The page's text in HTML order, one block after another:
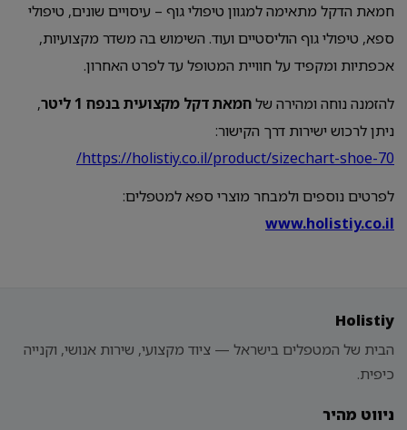
חמאת הדקל מתאימה למגוון טיפולי גוף – עיסויים שונים, טיפולי
ספא, טיפולי גוף הוליסטיים ועוד. השימוש בה משדר מקצועיות,
אכפתיות ומקפיד על חוויית המטופל עד לפרט האחרון.
להזמנה נוחה ומהירה שלחמאת דקל מקצועית בנפח 1 ליטר
,
ניתן לרכוש ישירות דרך הקישור:
https://holistiy.co.il/product/sizechart-shoe-70/
לפרטים נוספים ולמבחר מוצרי ספא למטפלים:
www.holistiy.co.il
Holistiy
הבית של המטפלים בישראל — ציוד מקצועי, שירות אנושי, וקנייה
כיפית.
ניווט מהיר